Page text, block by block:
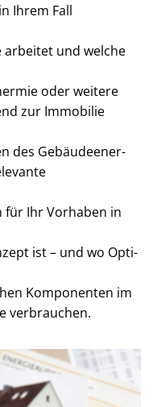
Ihrem Fall
arbeitet und welche
oder weitere
zur Immobilie
des Ge­bäu­de­en­er­
für Ihr Vorhaben in
ist – und wo Op­ti­
Komponenten im
verbrauchen.